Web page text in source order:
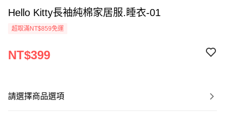
Hello Kitty長袖純棉家居服.睡衣-01
超取滿NT$859免運
NT$399
請選擇商品選項